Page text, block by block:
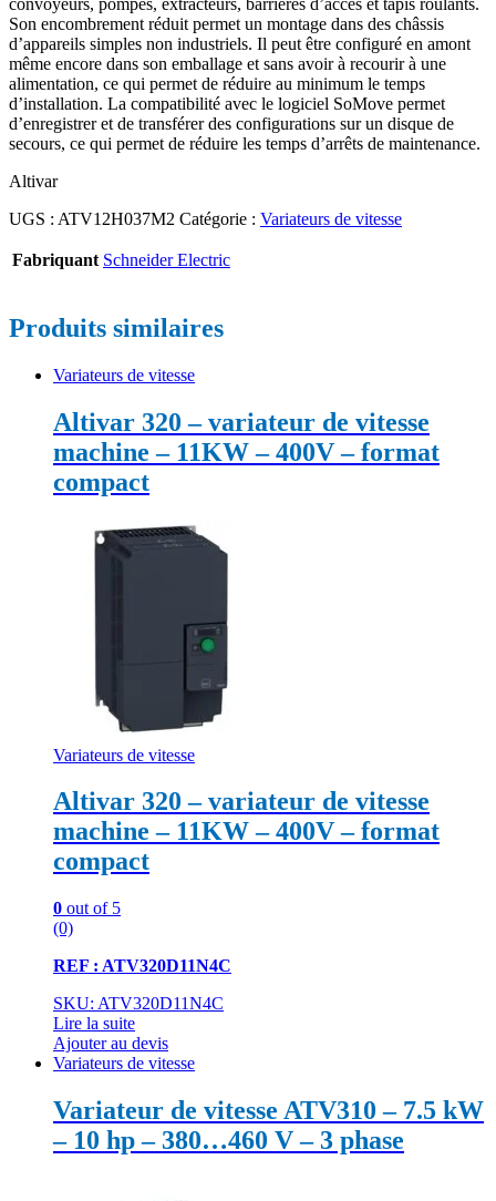
Son encombrement réduit permet un montage dans des châssis
d’appareils simples non industriels. Il peut être configuré en amont
même encore dans son emballage et sans avoir à recourir à une
alimentation, ce qui permet de réduire au minimum le temps
d’installation. La compatibilité avec le logiciel SoMove permet
d’enregistrer et de transférer des configurations sur un disque de
secours, ce qui permet de réduire les temps d’arrêts de maintenance.
Altivar
UGS : ATV12H037M2 Catégorie : Variateurs de vitesse
Fabriquant Schneider Electric
Produits similaires
Variateurs de vitesse
Altivar 320 – variateur de vitesse
machine – 11KW – 400V – format
compact
Variateurs de vitesse
Altivar 320 – variateur de vitesse
machine – 11KW – 400V – format
compact
0 out of 5
(0)
REF : ATV320D11N4C
SKU: ATV320D11N4C
Lire la suite
Ajouter au devis
Variateurs de vitesse
Variateur de vitesse ATV310 – 7.5 kW
– 10 hp – 380…460 V – 3 phase